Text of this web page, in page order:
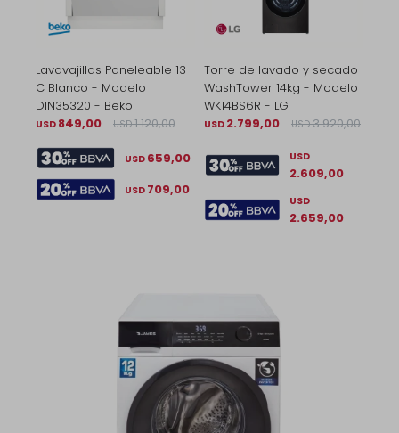
Lavavajillas Paneleable 13
C Blanco - Modelo
DIN35320 - Beko
USD 849,00 USD 1.120,00
USD 659,00
USD 709,00
Torre de lavado y secado
WashTower 14kg - Modelo
WK14BS6R - LG
USD 2.799,00 USD 3.920,00
USD
2.609,00
USD
2.659,00